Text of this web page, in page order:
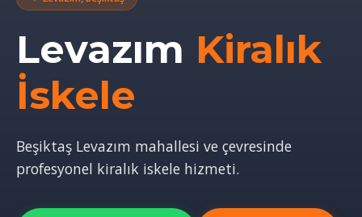
Levazım Kiralık
İskele
Beşiktaş Levazım mahallesi ve çevresinde
profesyonel kiralık iskele hizmeti.